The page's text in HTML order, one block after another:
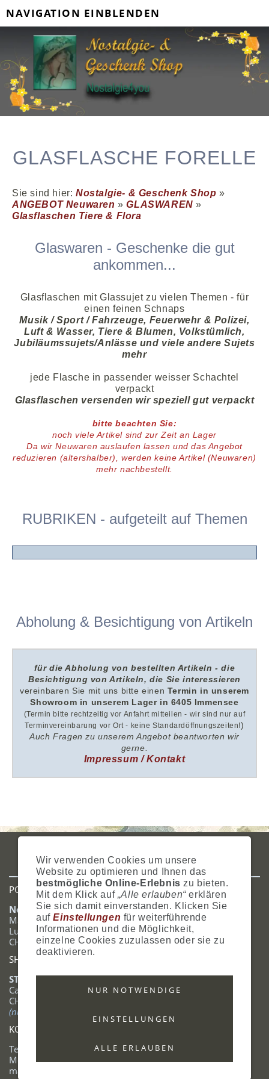
NAVIGATION EINBLENDEN
GLASFLASCHE FORELLE
Sie sind hier: Nostalgie- & Geschenk Shop »
ANGEBOT Neuwaren»GLASWAREN »
Glasflaschen Tiere & Flora
Glaswaren - Geschenke die gut
ankommen...
Glasflaschen mit Glassujet zu vielen Themen - für
einen feinen Schnaps
Musik / Sport / Fahrzeuge, Feuerwehr & Polizei,
Luft & Wasser, Tiere & Blumen, Volkstümlich,
Jubiläumssujets/Anlässe und viele andere Sujets
mehr
jede Flasche in passender weisser Schachtel
verpackt
Glasflaschen versenden wir speziell gut verpackt
bitte beachten Sie:
noch viele Artikel sind zur Zeit an Lager
Da wir Neuwaren auslaufen lassen und das Angebot
reduzieren (altershalber),werden keine Artikel (Neuwaren)
mehr nachbestellt.
RUBRIKEN - aufgeteilt auf Themen
Abholung & Besichtigung von Artikeln
für die Abholung von bestellten Artikeln - die
Besichtigung von Artikeln, die Sie interessieren
vereinbaren Sie mit uns bitteeinen Termin in unserem
Showroom in unserem Lager in 6405 Immensee
(Termin bitte rechtzeitig vor Anfahrt mitteilen - wir sind nur auf
Terminvereinbarung vor Ort - keine Standardöffnungszeiten!)
Auch Fragen zu unserem Angebot beantworten wir
gerne.
Impressum / Kontakt
WIDERRUFSRECHTSITEMAPHILFECOOKIES
POSTADRESSE
Nostalgie- & Geschenk Shop
Maja Schmid
Luzernerstrasse 14
CH-6353 Weggis
SHOWROOM
STANDORT:
Calendariaweg 1
CH-6405 Immensee
(nur auf Terminabsprache)
KONTAKT
Tel.: +41 (0)41 390 07 03
Mobile: +41 (0)79 642 69 00
mail to:
Wir verwenden Cookies um unsere
Website zu optimieren und Ihnen das
bestmögliche Online-Erlebnis zu bieten.
Mit dem Klick auf „Alle erlauben“erklären
Sie sich damit einverstanden. Klicken Sie
aufEinstellungen für weiterführende
Informationen und die Möglichkeit,
einzelne Cookies zuzulassen oder sie zu
deaktivieren.
NUR NOTWENDIGE
EINSTELLUNGEN
ALLE ERLAUBEN